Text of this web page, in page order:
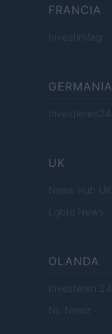
FRANCIA
InvestirMag
GERMANIA
Investieren24
UK
News Hub UK
Lgbtq News
OLANDA
Investeren 24
NL Newz